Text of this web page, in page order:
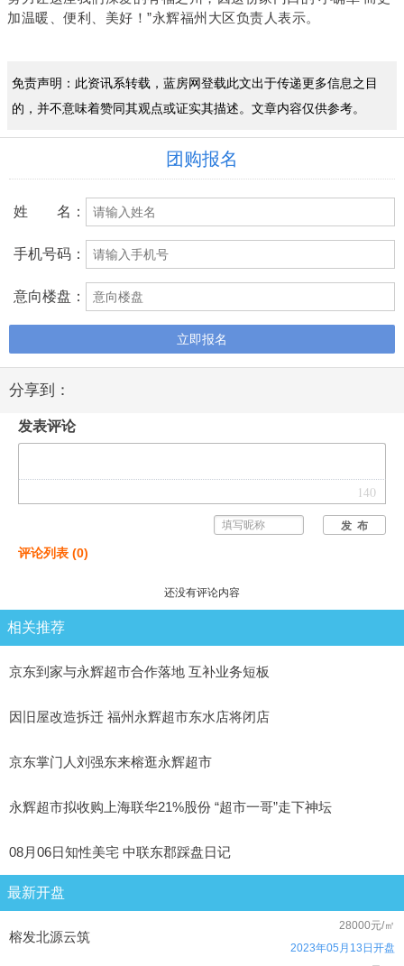
加温暖、便利、美好！”永辉福州大区负责人表示。
免责声明：此资讯系转载，蓝房网登载此文出于传递更多信息之目
的，并不意味着赞同其观点或证实其描述。文章内容仅供参考。
团购报名
姓 名：
手机号码：
意向楼盘：
立即报名
分享到：
发表评论
140
发 布
评论列表 (0)
还没有评论内容
相关推荐
京东到家与永辉超市合作落地 互补业务短板
因旧屋改造拆迁 福州永辉超市东水店将闭店
京东掌门人刘强东来榕逛永辉超市
永辉超市拟收购上海联华21%股份 “超市一哥”走下神坛
08月06日知性美宅 中联东郡踩盘日记
最新开盘
榕发北源云筑
28000元/㎡
2023年05月13日开盘